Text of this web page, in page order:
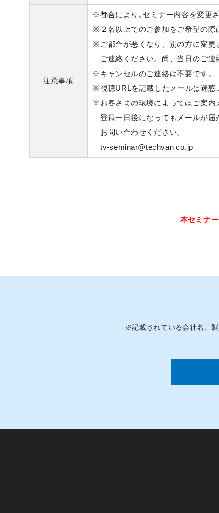
注意事項
※都合により､セミナー内容を変更
※２名以上でのご参加をご希望の際
※ご都合が悪くなり、別の方に変更
ご連絡ください。尚、当日のご連
※キャンセルのご連絡は不要です。
※視聴URLを記載したメールは迷惑
※お客さまの環境によってはご案内
登録一日後になってもメールが届
お問い合わせください。
tv-seminar@techvan.co.jp
本セミナ
※記載されている会社名、